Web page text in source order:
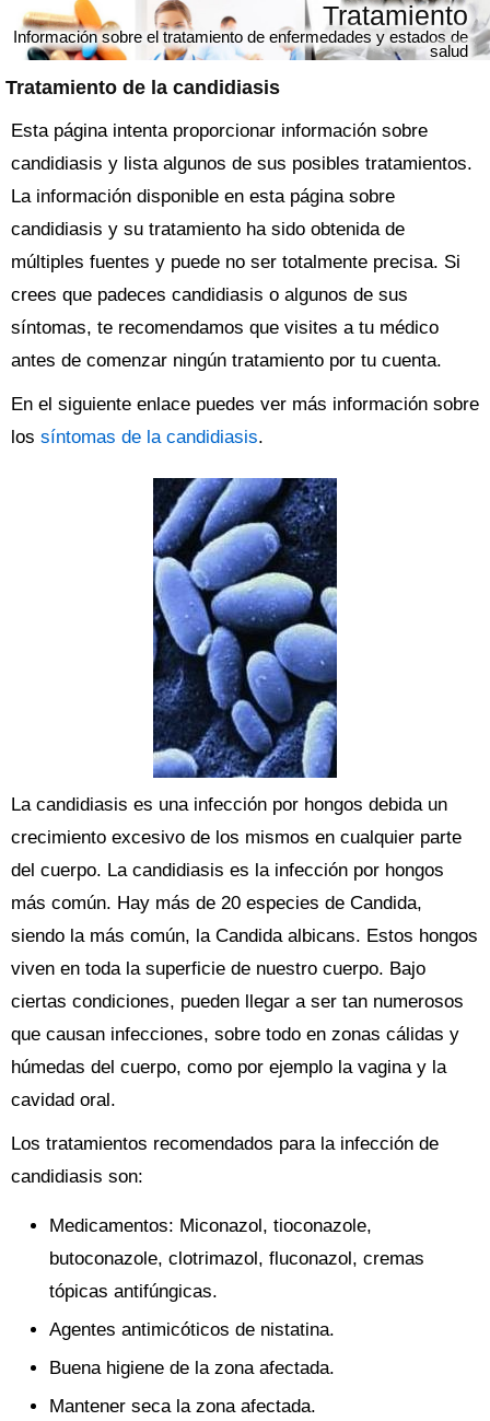
Tratamiento de la candidiasis
Tratamiento
Información sobre el tratamiento de enfermedades y estados de
salud
Esta página intenta proporcionar información sobre
candidiasis y lista algunos de sus posibles tratamientos.
La información disponible en esta página sobre
candidiasis y su tratamiento ha sido obtenida de
múltiples fuentes y puede no ser totalmente precisa. Si
crees que padeces candidiasis o algunos de sus
síntomas, te recomendamos que visites a tu médico
antes de comenzar ningún tratamiento por tu cuenta.
En el siguiente enlace puedes ver más información sobre
los síntomas de la candidiasis.
La candidiasis es una infección por hongos debida un
crecimiento excesivo de los mismos en cualquier parte
del cuerpo. La candidiasis es la infección por hongos
más común. Hay más de 20 especies de Candida,
siendo la más común, la Candida albicans. Estos hongos
viven en toda la superficie de nuestro cuerpo. Bajo
ciertas condiciones, pueden llegar a ser tan numerosos
que causan infecciones, sobre todo en zonas cálidas y
húmedas del cuerpo, como por ejemplo la vagina y la
cavidad oral.
Los tratamientos recomendados para la infección de
candidiasis son:
Medicamentos: Miconazol, tioconazole,
butoconazole, clotrimazol, fluconazol, cremas
tópicas antifúngicas.
Agentes antimicóticos de nistatina.
Buena higiene de la zona afectada.
Mantener seca la zona afectada.